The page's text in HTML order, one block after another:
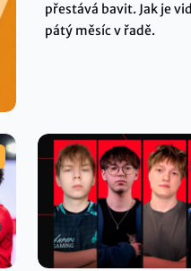
přestává bavit. Jak je
pátý měsíc v řadě.